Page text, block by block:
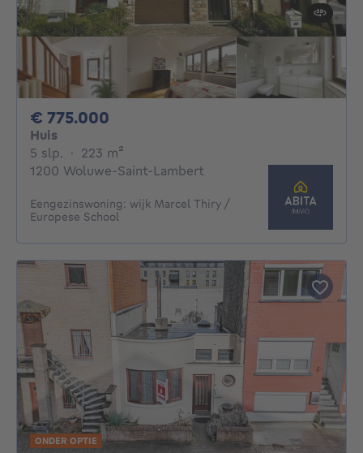
€ 775.000
Huis
5 slp. 5 slaapkamers
· 223 m²
1200 Woluwe-Saint-Lambert
Eengezinswoning: wijk Marcel Thiry /
Europese School
ONDER OPTIE